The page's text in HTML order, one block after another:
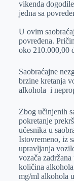
rn
A
p
i
vikenda
jedna sa
U ovim
povređena.
oko 210.000,00
Saobraćajne
brzine kretanja
alkohola i
Zbog učinjenih
pokretanje
učesnika u
Istovremeno, iz
upravljanja
vozača
količina
mg/ml alkohola